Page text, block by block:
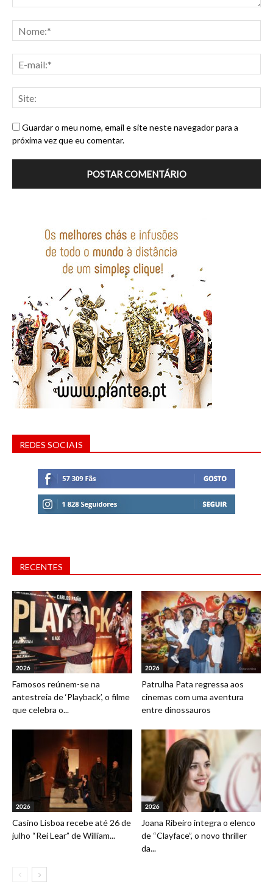
Guardar o meu nome, email e site neste navegador para a
próxima vez que eu comentar.
REDES SOCIAIS
RECENTES
2026
Famosos reúnem-se na
antestreia de ‘Playback’, o filme
que celebra o...
2026
Patrulha Pata regressa aos
cinemas com uma aventura
entre dinossauros
2026
Casino Lisboa recebe até 26 de
julho “Rei Lear” de William...
2026
Joana Ribeiro integra o elenco
de “Clayface”, o novo thriller
da...